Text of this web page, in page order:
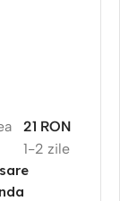
1-2 zile
21 RON